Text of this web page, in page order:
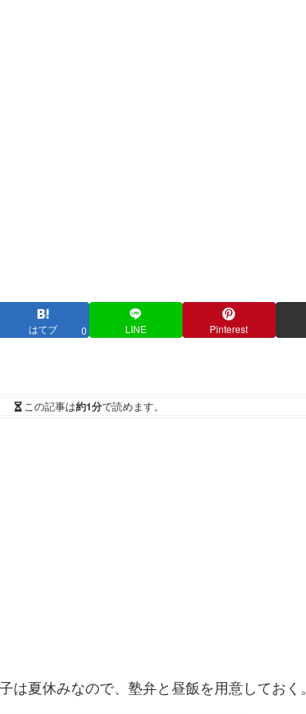
はてブ 0 LINE Pinterest
この記事は約1分で読めます。
は夏休みなので、塾弁と昼飯を用意しておく。